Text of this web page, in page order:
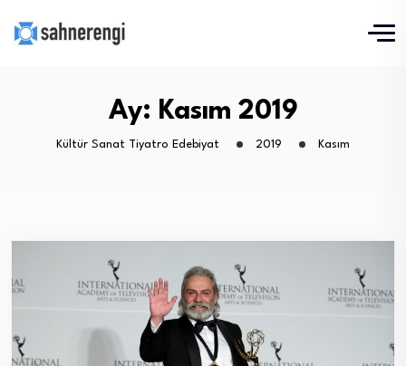
Ay: Kasım 2019
Kültür Sanat Tiyatro Edebiyat 2019 Kasım